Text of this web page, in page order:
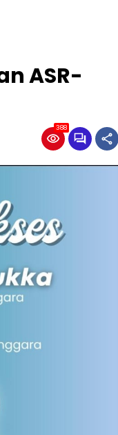
ASR-
388